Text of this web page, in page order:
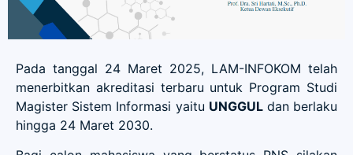
Pada tanggal 24 Maret 2025, LAM-INFOKOM telah
menerbitkan akreditasi terbaru untuk Program Studi
Magister Sistem Informasi yaitu UNGGULdan berlaku
hingga 24 Maret 2030.